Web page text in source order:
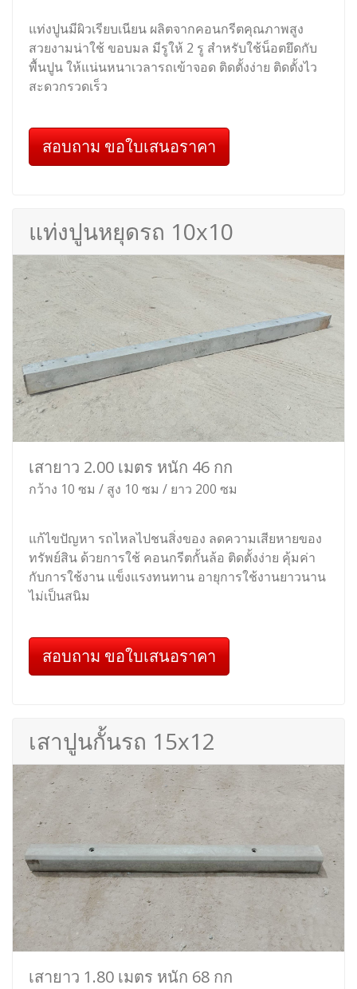
แท่งปูนมีผิวเรียบเนียน ผลิตจากคอนกรีตคุณภาพสูง
สวยงามน่าใช้ ขอบมล มีรูให้ 2 รู สำหรับใช้น็อตยึดกับ
พื้นปูน ให้แน่นหนาเวลารถเข้าจอด ติดตั้งง่าย ติดตั้งไว
สะดวกรวดเร็ว
สอบถาม ขอใบเสนอราคา
แท่งปูนหยุดรถ 10x10
เสายาว 2.00 เมตร หนัก 46 กก
กว้าง 10 ซม / สูง 10 ซม / ยาว 200 ซม
แก้ไขปัญหา รถไหลไปชนสิ่งของ ลดความเสียหายของ
ทรัพย์สิน ด้วยการใช้ คอนกรีตกั้นล้อ ติดตั้งง่าย คุ้มค่า
กับการใช้งาน แข็งแรงทนทาน อายุการใช้งานยาวนาน
ไม่เป็นสนิม
สอบถาม ขอใบเสนอราคา
เสาปูนกั้นรถ 15x12
เสายาว 1.80 เมตร หนัก 68 กก